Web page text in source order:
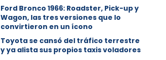
Ford Bronco 1966: Roadster, Pick-up y
Wagon, las tres versiones que lo
convirtieron en un ícono
Toyota se cansó del tráfico terrestre
y ya alista sus propios taxis voladores